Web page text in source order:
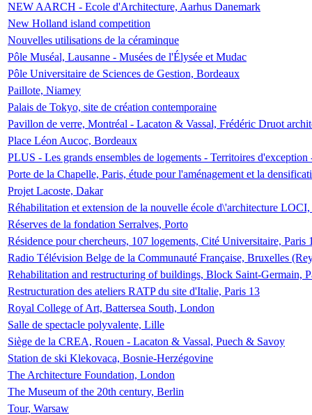
NEW AARCH - Ecole d'Architecture, Aarhus Danemark
New Holland island competition
Nouvelles utilisations de la céraminque
Pôle Muséal, Lausanne - Musées de l'Élysée et Mudac
Pôle Universitaire de Sciences de Gestion, Bordeaux
Paillote, Niamey
Palais de Tokyo, site de création contemporaine
Pavillon de verre, Montréal - Lacaton & Vassal, Frédéric Druot
Place Léon Aucoc, Bordeaux
PLUS - Les grands ensembles de logements - Territoires
Porte de la Chapelle, Paris, étude pour l'aménagement et la
Projet Lacoste, Dakar
Réhabilitation et extension de la nouvelle école d\'architecture
Réserves de la fondation Serralves, Porto
Résidence pour chercheurs, 107 logements, Cité Universitaire, Paris
Radio Télévision Belge de la Communauté Française, Bruxelles
Rehabilitation and restructuring of buildings, Block Saint-Germain,
Restructuration des ateliers RATP du site d'Italie, Paris 13
Royal College of Art, Battersea South, London
Salle de spectacle polyvalente, Lille
Siège de la CREA, Rouen - Lacaton & Vassal, Puech & Savoy
Station de ski Klekovaca, Bosnie-Herzégovine
The Architecture Foundation, London
The Museum of the 20th century, Berlin
Tour, Warsaw